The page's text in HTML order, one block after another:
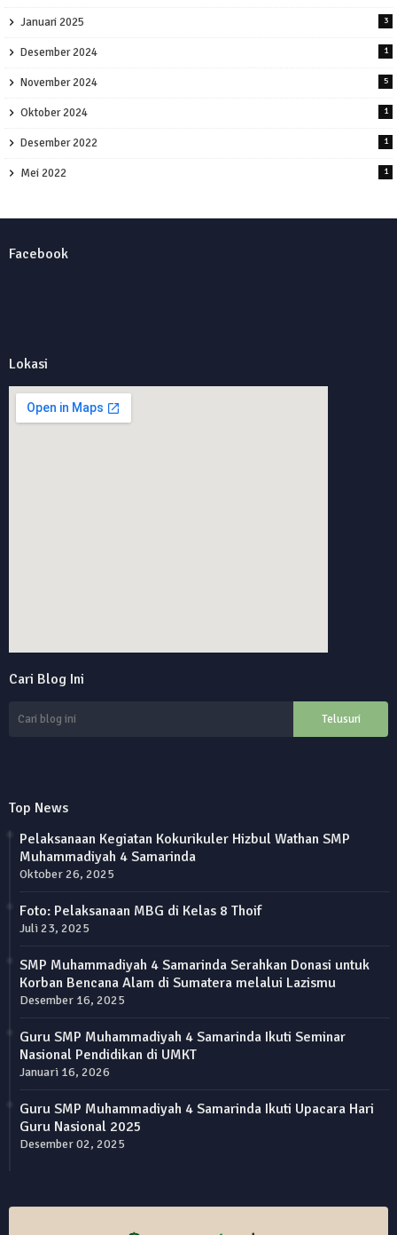
Januari 2025 3
Desember 2024 1
November 2024 5
Oktober 2024 1
Desember 2022 1
Mei 2022 1
Facebook
Lokasi
custom google maps embed
Cari Blog Ini
Top News
Pelaksanaan Kegiatan Kokurikuler Hizbul Wathan SMP
Muhammadiyah 4 Samarinda
Oktober 26, 2025
Foto: Pelaksanaan MBG di Kelas 8 Thoif
Juli 23, 2025
SMP Muhammadiyah 4 Samarinda Serahkan Donasi untuk
Korban Bencana Alam di Sumatera melalui Lazismu
Desember 16, 2025
Guru SMP Muhammadiyah 4 Samarinda Ikuti Seminar
Nasional Pendidikan di UMKT
Januari 16, 2026
Guru SMP Muhammadiyah 4 Samarinda Ikuti Upacara Hari
Guru Nasional 2025
Desember 02, 2025